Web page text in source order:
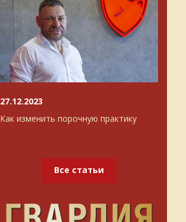
Как изменить порочную практику
27.12.2023
Все статьи